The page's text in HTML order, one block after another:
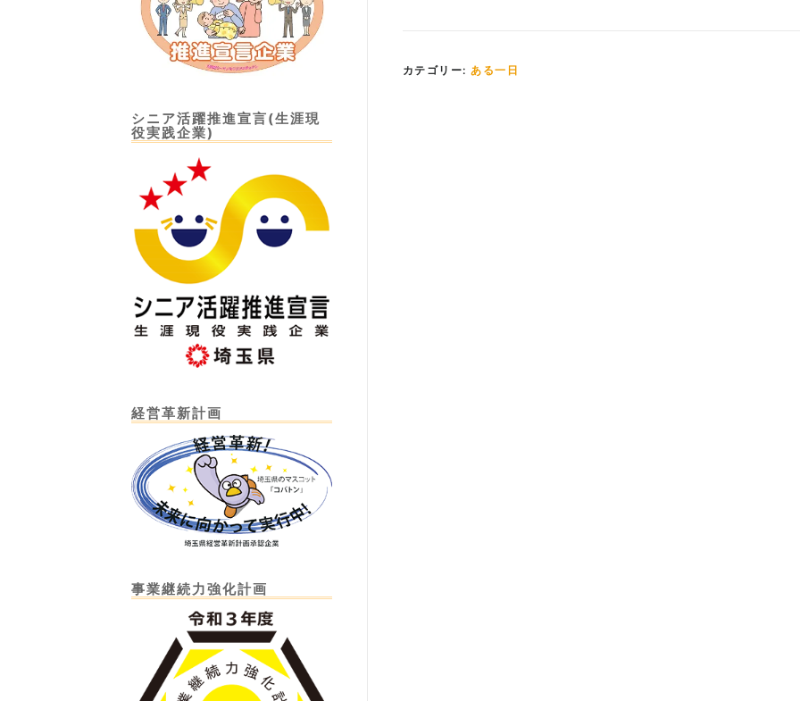
カテゴリー:ある一日
シニア活躍推進宣言(生涯現
役実践企業)
経営革新計画
事業継続力強化計画